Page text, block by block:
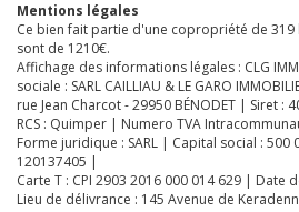
Mentions légales
Ce bien fait partie d'une copropriété de 319
sont de 1210€.
Affichage des informations légales : CLG
sociale : SARL CAILLIAU & LE GARO
rue Jean Charcot - 29950 BÉNODET | Siret :
RCS : Quimper | Numero TVA
Forme juridique : SARL | Capital social : 500
120137405 |
Carte T : CPI 2903 2016 000 014 629 | Date
Lieu de délivrance : 145 Avenue de